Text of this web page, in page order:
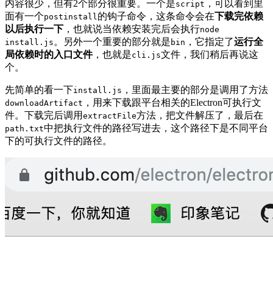
内容很少，但有2个部分很重要。一个是script ，可以看到里
面有一个postinstall 的钩子命令，这条命令会在下载完依赖
以后执行一下 ，也就说当依赖安装完后会执行node
install.js 。另外一个重要的部分就是 bin ，它指定了运行全
局依赖时的入口文件，也就是cli.js文件，我们稍后再说这
个。
先简单的看一下install.js ，里面最主要的部分是调用了方法
downloadArtifact ，用来下载跟平台相关的Electron可执行文
件。下载完后调用 extractFile方法，把文件解压了，最后在
path.txt中把执行文件的路径写进去，这个路径下是不同平台
下的可执行文件的路径。